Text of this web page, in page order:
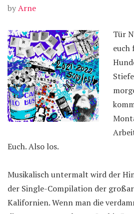
byArne
Tür
euch
Euch. Also los.
Musikalisch untermalt wird der
der Single-Compilation der
Kalifornien. Wenn man die